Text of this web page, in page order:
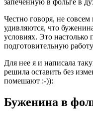
Честно говоря, не
удивляются, что
условиях. Это настолько
подготовительную
Для нее я и написала
решила оставить без
помешают :-)):
Буженина в